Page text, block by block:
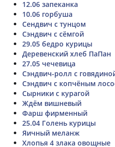
12.06 запеканка
10.06 горбуша
Сендвич с тунцом
Сэндвич с сёмгой
29.05 бедро курицы
Деревенский хлеб ПаПан
27.05 чечевица
Сэндвич-ролл с
Сэндвич с копчёным
Сырники с курагой
Ждём вишневый
Фарш фирменный
25.04 Голень курицы
Яичный меланж
Хлопья 4 злака овощные